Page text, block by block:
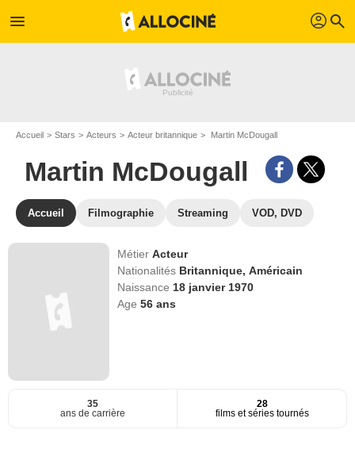
menu profil search
Accueil Stars Acteurs Acteur britannique Martin McDougall
Martin McDougall
Accueil Filmographie Streaming VOD, DVD
MétierActeur
Nationalités Britannique, Américain
Naissance 18 janvier 1970
Age56 ans
35
ans de carrière
28
films et séries tournés